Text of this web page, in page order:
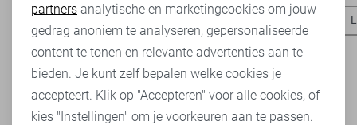
LolaLiza blouses LolaLiza broeken
Marketing cookies
partners analytische en marketingcookies om jouw
gedrag anoniem te analyseren, gepersonaliseerde
content te tonen en relevante advertenties aan te
bieden. Je kunt zelf bepalen welke cookies je
accepteert. Klik op "Accepteren" voor alle cookies, of
kies "Instellingen" om je voorkeuren aan te passen.